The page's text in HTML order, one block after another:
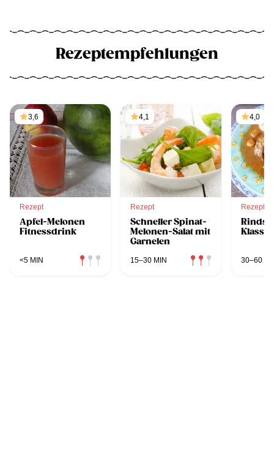
Rezeptempfehlungen
3,6
Rezept
Apfel-Melonen
Fitnessdrink
<5 MIN
4,1
Rezept
Schneller Spinat-
Melonen-Salat mit
Garnelen
15–30 MIN
4,0
Rezept
30–60